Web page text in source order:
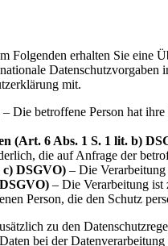
Folgenden erhalten Sie eine
mit.
– Die betroffene Person hat
(Art. 6 Abs. 1 S. 1 lit. b)
die auf Anfrage der
DSGVO) – Die
– Die Verarbeitung ist
Person, die den Schutz
zu den
bei der